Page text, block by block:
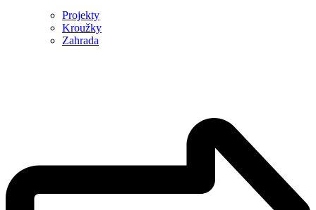
Projekty
Kroužky
Zahrada